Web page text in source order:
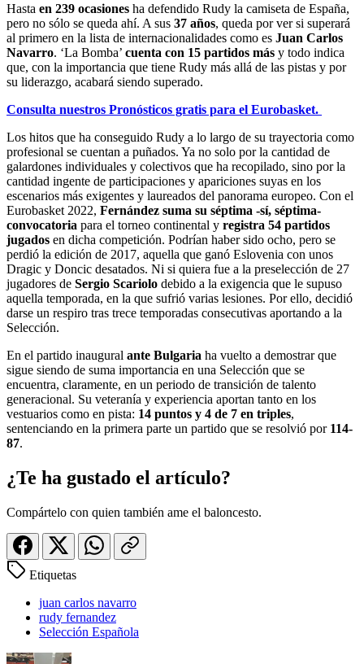
Hasta en 239 ocasiones ha defendido Rudy la camiseta de España,
pero no sólo se queda ahí. A sus 37 años, queda por ver si superará
al primero en la lista de internacionalidades como es Juan Carlos
Navarro. ‘La Bomba’ cuenta con 15 partidos más y todo indica
que, con la importancia que tiene Rudy más allá de las pistas y por
su liderazgo, acabará siendo superado.
Consulta nuestros Pronósticos gratis para el Eurobasket.
Los hitos que ha conseguido Rudy a lo largo de su trayectoria como
profesional se cuentan a puñados. Ya no solo por la cantidad de
galardones individuales y colectivos que ha recopilado, sino por la
cantidad ingente de participaciones y apariciones suyas en los
escenarios más exigentes y laureados del panorama europeo. Con el
Eurobasket 2022, Fernández suma su séptima -sí, séptima-
convocatoria para el torneo continental y registra 54 partidos
jugados en dicha competición. Podrían haber sido ocho, pero se
perdió la edición de 2017, aquella que ganó Eslovenia con unos
Dragic y Doncic desatados. Ni si quiera fue a la preselección de 27
jugadores de Sergio Scariolo debido a la exigencia que le supuso
aquella temporada, en la que sufrió varias lesiones. Por ello, decidió
darse un respiro tras trece temporadas consecutivas aportando a la
Selección.
En el partido inaugural ante Bulgaria ha vuelto a demostrar que
sigue siendo de suma importancia en una Selección que se
encuentra, claramente, en un periodo de transición de talento
generacional. Su veteranía y experiencia aportan tanto en los
vestuarios como en pista: 14 puntos y 4 de 7 en triples,
sentenciando en la primera parte un partido que se resolvió por 114-
87.
¿Te ha gustado el artículo?
Compártelo con quien también ame el baloncesto.
Etiquetas
juan carlos navarro
rudy fernandez
Selección Española